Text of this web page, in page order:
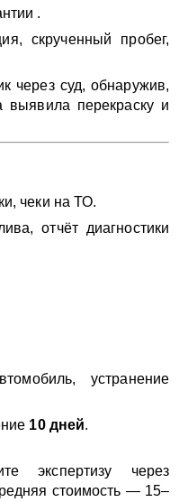
.
скрученный пробег,
через суд, обнаружив,
выявила перекраску и
чеки на ТО.
отчёт диагностики
устранение
10 дней.
экспертизу через
стоимость — 15–